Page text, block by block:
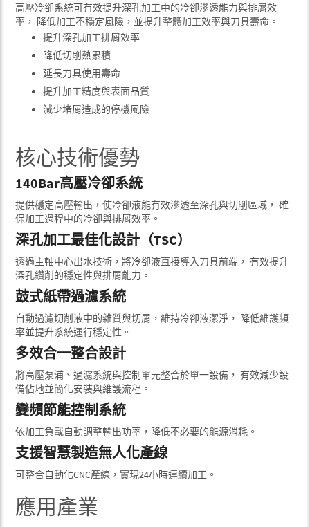
高壓冷卻系統可有效提升深孔加工中的冷卻滲透能力與排屑效
率， 降低加工不穩定風險，並提升整體加工效率與刀具壽命。
提升深孔加工排屑效率
降低切削熱累積
延長刀具使用壽命
提升加工精度與表面品質
減少堵屑造成的停機風險
核心技術優勢
140Bar高壓冷卻系統
提供穩定高壓輸出，使冷卻液能有效滲透至深孔與切削區域， 確
保加工過程中的冷卻與排屑效率。
深孔加工最佳化設計（TSC）
透過主軸中心出水技術，將冷卻液直接導入刀具前端， 有效提升
深孔鑽削的穩定性與排屑能力。
鼓式紙帶過濾系統
自動過濾切削液中的雜質與切屑，維持冷卻液潔淨， 降低維護頻
率並提升系統運行穩定性。
多效合一整合設計
將高壓泵浦、過濾系統與控制單元整合於單一設備， 有效減少設
備佔地並簡化安裝與維護流程。
變頻節能控制系統
依加工負載自動調整輸出功率，降低不必要的能源消耗。
支援智慧製造無人化產線
可整合自動化CNC產線，實現24小時連續加工。
應用產業